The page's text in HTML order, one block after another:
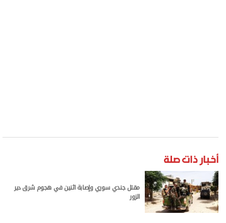
أخبار ذات صلة
مقتل جندي سوري وإصابة اثنين في هجوم شرق دير
الزور